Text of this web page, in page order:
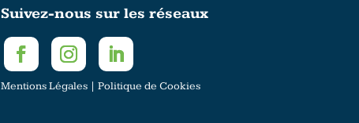
Suivez-nous sur les réseaux
Mentions Légales |Politique de Cookies